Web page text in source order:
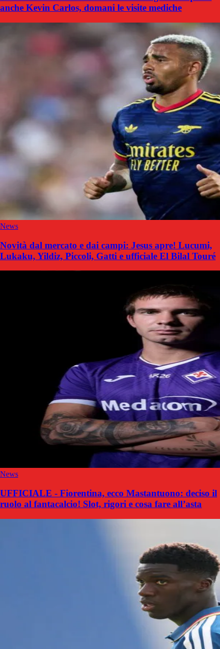
anche Kevin Carlos, domani le visite mediche
News
Novità dal mercato e dai campi: Jesus apre! Lucumi,
Lukaku, Yildiz, Piccoli, Gatti e ufficiale El Bilal Touré
News
UFFICIALE - Fiorentina, ecco Mastantuono: deciso il
ruolo al fantacalcio! Slot, rigori e cosa fare all’asta